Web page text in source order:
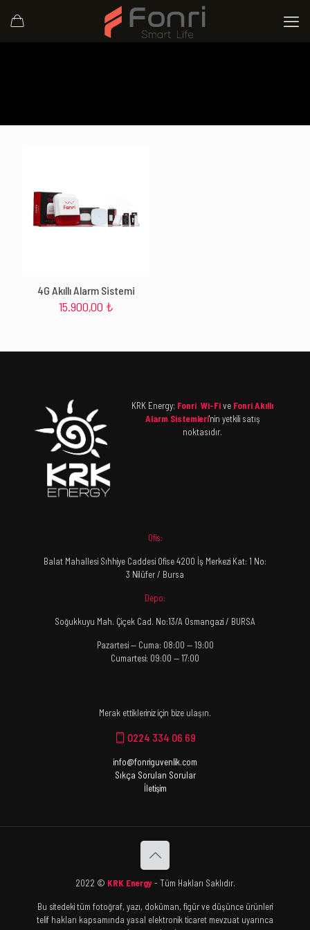
4G Akıllı Alarm Sistemi
15.900,00 ₺
KRK Energy; Fonri Wi-Five Fonri Akıllı
Alarm Sistemleri'nin yetkili satış
noktasıdır.
Ofis:
Balat Mahallesi Sıhhiye Caddesi Ofise 4200 İş Merkezi Kat: 1 No:
3 Nilüfer / Bursa
Depo:
Soğukkuyu Mah. Çiçek Cad. No:13/A Osmangazi / BURSA
Pazartesi — Cuma: 08:00 — 19:00
Cumartesi: 09:00 — 17:00
Merak ettikleriniz için bize ulaşın.
0224 334 06 69
info@fonriguvenlik.com
Sıkça Sorulan Sorular
İletişim
2022 © KRK Energy- Tüm Hakları Saklıdır.
Bu sitedeki tüm fotoğraf, yazı, doküman, figür ve düşünce ürünleri
telif hakları kapsamında yasal elektronik ticaret mevzuat uyarınca